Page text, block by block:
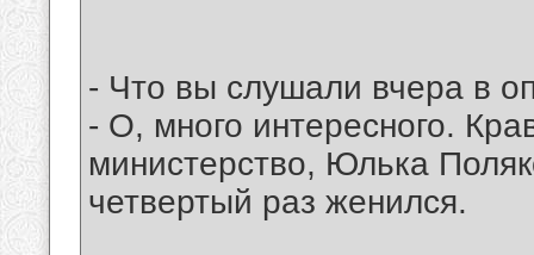
- Что вы слушали вчера в
- О, много интересного.
министерство, Юлька
четвертый раз женился.